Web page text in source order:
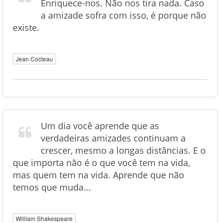
Enriquece-nos. Não nos tira nada. Caso
a amizade sofra com isso, é porque não
existe.
Jean Cocteau
Um dia você aprende que as
verdadeiras amizades continuam a
crescer, mesmo a longas distâncias. E o
que importa não é o que você tem na vida,
mas quem tem na vida. Aprende que não
temos que muda...
William Shakespeare